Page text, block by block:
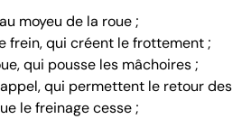
moyeu de la roue ;
frein, qui créent le frottement ;
qui pousse les mâchoires ;
qui permettent le retour des
le freinage cesse ;